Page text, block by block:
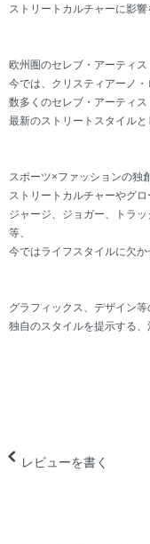
ストリートカルチャーに影響
欧州圏のセレブ・アーティス
今では、クリスティアーノ・
数多くのセレブ・アーティス
最新のストリートスタイルと
スポーツ×ファッションの独
ストリートカルチャーやグロ
ジャージ、ジョガー、トラ
等、
今ではライフスタイルに欠か
グラフィックス、デザイン等
独自のスタイルを提示する、
レビューを書く